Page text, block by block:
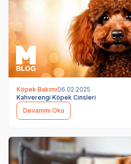
Köpek Bakımı06.02.2025
Kahverengi Köpek Cinsleri
Devamını Oku